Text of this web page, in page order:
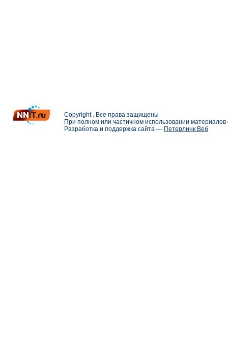
Copyright . Все права защищены
При полном или частичном использовании
Разработка и поддержка сайта — Петерлинк Веб